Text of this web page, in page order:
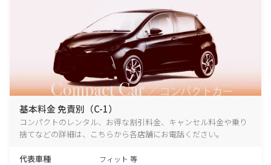
基本料金 免責別（C-1）
コンパクトのレンタル、お得な割引料金、キャンセル料金や乗り
捨てなどの詳細は、こちらから各店舗にお電話ください。
代表車種 フィット 等